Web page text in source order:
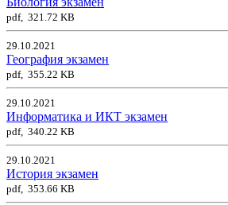
pdf, 321.72 KB
29.10.2021
География экзамен
pdf, 355.22 KB
29.10.2021
Информатика и ИКТ экзамен
pdf, 340.22 KB
29.10.2021
История экзамен
pdf, 353.66 KB